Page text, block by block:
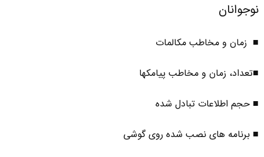
نوجوانان
■ زمان و مخاطب مکالمات
■تعداد، زمان و مخاطب پیامک­ها
■ حجم اطلاعات تبادل شده
■ برنامه­ های نصب شده روی گوشی